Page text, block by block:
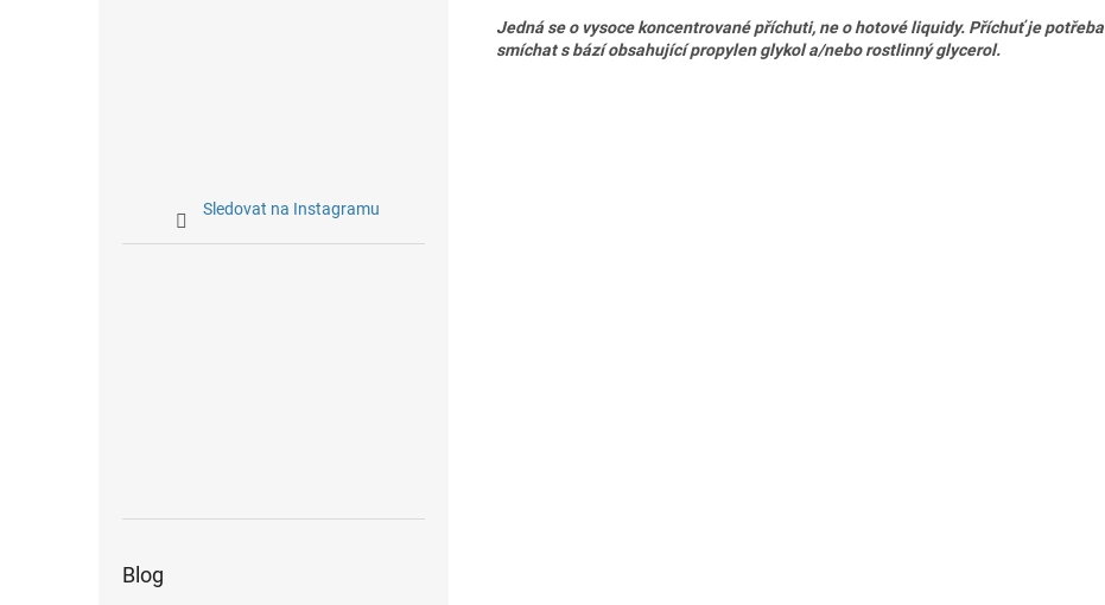
Sledovat na Instagramu
Blog
Jedná se o vysoce koncentrované příchuti, ne o hotové liquidy. Příchuť je potřeba
smíchat s bází obsahující propylen glykol a/nebo rostlinný glycerol.